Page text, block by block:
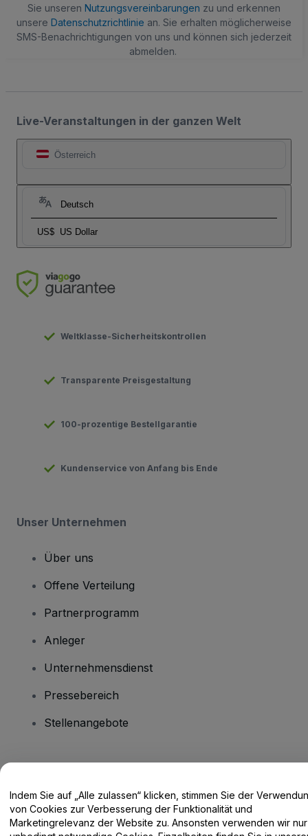
Sie unseren Nutzungsvereinbarungen zu und erkennen
unsere Datenschutzrichtlinie an. Sie erhalten möglicherweise
SMS-Benachrichtigungen von uns und können sich jederzeit
abmelden.
Live-Veranstaltungen in der ganzen Welt
Österreich
Deutsch
US$ US Dollar
Weltklasse-Sicherheitskontrollen
Transparente Preisgestaltung
100-prozentige Bestellgarantie
Kundenservice von Anfang bis Ende
Unser Unternehmen
Über uns
Offene Verteilung
Partnerprogramm
Anleger
Unternehmensdienst
Pressebereich
Stellenangebote
Hilfe-Center / Kontakt
Indem Sie auf „Alle zulassen“ klicken, stimmen Sie der
von Cookies zur Verbesserung der Funktionalität und
Marketingrelevanz der Website zu. Ansonsten verwenden wir nur